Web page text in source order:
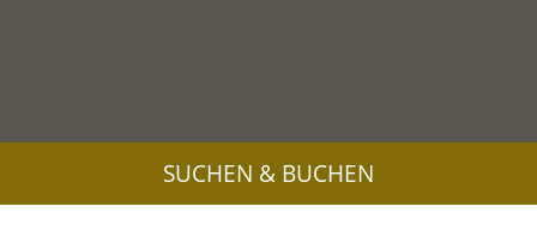
SUCHEN & BUCHEN